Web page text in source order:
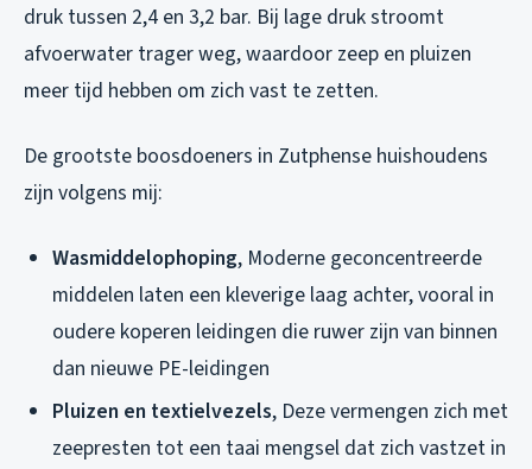
druk tussen 2,4 en 3,2 bar. Bij lage druk stroomt
afvoerwater trager weg, waardoor zeep en pluizen
meer tijd hebben om zich vast te zetten.
De grootste boosdoeners in Zutphense huishoudens
zijn volgens mij:
Wasmiddelophoping, Moderne geconcentreerde
middelen laten een kleverige laag achter, vooral in
oudere koperen leidingen die ruwer zijn van binnen
dan nieuwe PE-leidingen
Pluizen en textielvezels, Deze vermengen zich met
zeepresten tot een taai mengsel dat zich vastzet in